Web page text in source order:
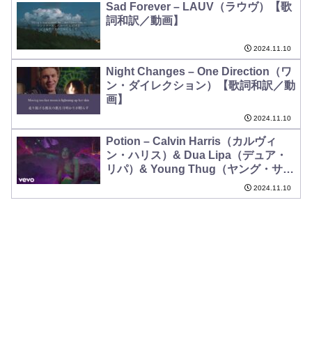
Sad Forever – LAUV（ラウヴ）【歌
詞和訳／動画】
2024.11.10
Night Changes – One Direction（ワ
ン・ダイレクション）【歌詞和訳／動
画】
2024.11.10
Potion – Calvin Harris（カルヴィ
ン・ハリス）& Dua Lipa（デュア・
リパ）& Young Thug（ヤング・サ
2024.11.10